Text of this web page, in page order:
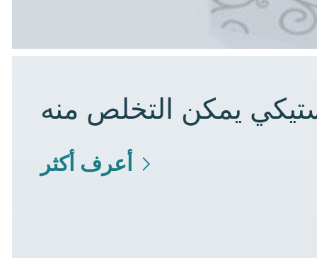
يمكن التخلص منه
أعرف أكثر